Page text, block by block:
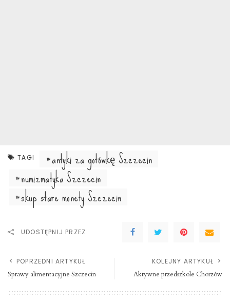
TAGI
antyki za gotówkę Szczecin
numizmatyka Szczecin
skup stare monety Szczecin
UDOSTĘPNIJ PRZEZ
POPRZEDNI ARTYKUŁ
Sprawy alimentacyjne Szczecin
KOLEJNY ARTYKUŁ
Aktywne przedszkole Chorzów